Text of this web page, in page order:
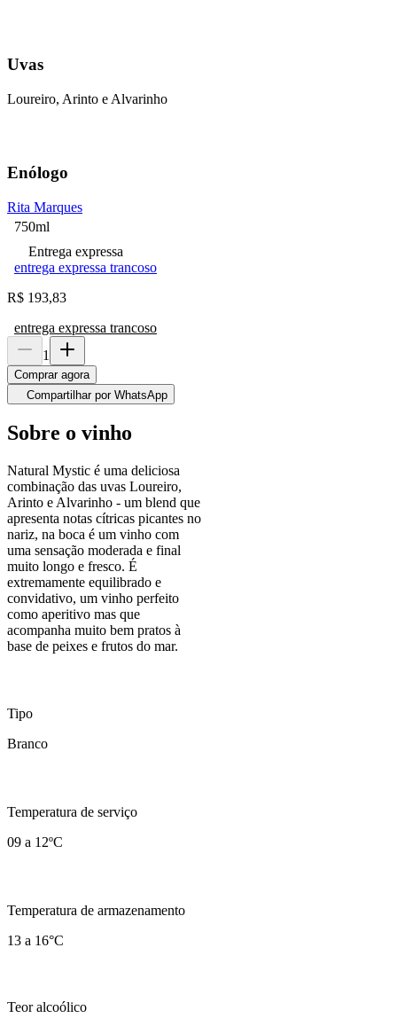
Uvas
Loureiro, Arinto e Alvarinho
Enólogo
Rita Marques
750ml
Entrega expressa
entrega expressa trancoso
R$ 193,83
entrega expressa trancoso
1
Comprar agora
Compartilhar por WhatsApp
Sobre o vinho
Natural Mystic é uma deliciosa
combinação das uvas Loureiro,
Arinto e Alvarinho - um blend que
apresenta notas cítricas picantes no
nariz, na boca é um vinho com
uma sensação moderada e final
muito longo e fresco. É
extremamente equilibrado e
convidativo, um vinho perfeito
como aperitivo mas que
acompanha muito bem pratos à
base de peixes e frutos do mar.
Tipo
Branco
Temperatura de serviço
09 a 12ºC
Temperatura de armazenamento
13 a 16°C
Teor alcoólico